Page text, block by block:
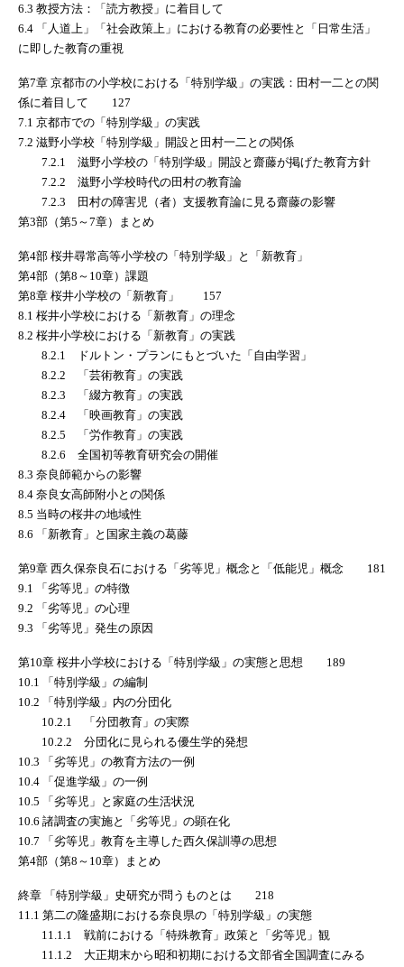
6.3 教授方法：「読方教授」に着目して
6.4 「人道上」「社会政策上」における教育の必要性と「日常生活」
に即した教育の重視
第7章 京都市の小学校における「特別学級」の実践：田村一二との関
係に着目して 127
7.1 京都市での「特別学級」の実践
7.2 滋野小学校「特別学級」開設と田村一二との関係
7.2.1 滋野小学校の「特別学級」開設と齋藤が掲げた教育方針
7.2.2 滋野小学校時代の田村の教育論
7.2.3 田村の障害児（者）支援教育論に見る齋藤の影響
第3部（第5～7章）まとめ
第4部 桜井尋常高等小学校の「特別学級」と「新教育」
第4部（第8～10章）課題
第8章 桜井小学校の「新教育」 157
8.1 桜井小学校における「新教育」の理念
8.2 桜井小学校における「新教育」の実践
8.2.1 ドルトン・プランにもとづいた「自由学習」
8.2.2 「芸術教育」の実践
8.2.3 「綴方教育」の実践
8.2.4 「映画教育」の実践
8.2.5 「労作教育」の実践
8.2.6 全国初等教育研究会の開催
8.3 奈良師範からの影響
8.4 奈良女高師附小との関係
8.5 当時の桜井の地域性
8.6 「新教育」と国家主義の葛藤
第9章 西久保奈良石における「劣等児」概念と「低能児」概念 181
9.1 「劣等児」の特徴
9.2 「劣等児」の心理
9.3 「劣等児」発生の原因
第10章 桜井小学校における「特別学級」の実態と思想 189
10.1 「特別学級」の編制
10.2 「特別学級」内の分団化
10.2.1 「分団教育」の実際
10.2.2 分団化に見られる優生学的発想
10.3 「劣等児」の教育方法の一例
10.4 「促進学級」の一例
10.5 「劣等児」と家庭の生活状況
10.6 諸調査の実施と「劣等児」の顕在化
10.7 「劣等児」教育を主導した西久保訓導の思想
第4部（第8～10章）まとめ
終章 「特別学級」史研究が問うものとは 218
11.1 第二の隆盛期における奈良県の「特別学級」の実態
11.1.1 戦前における「特殊教育」政策と「劣等児」観
11.1.2 大正期末から昭和初期における文部省全国調査にみる